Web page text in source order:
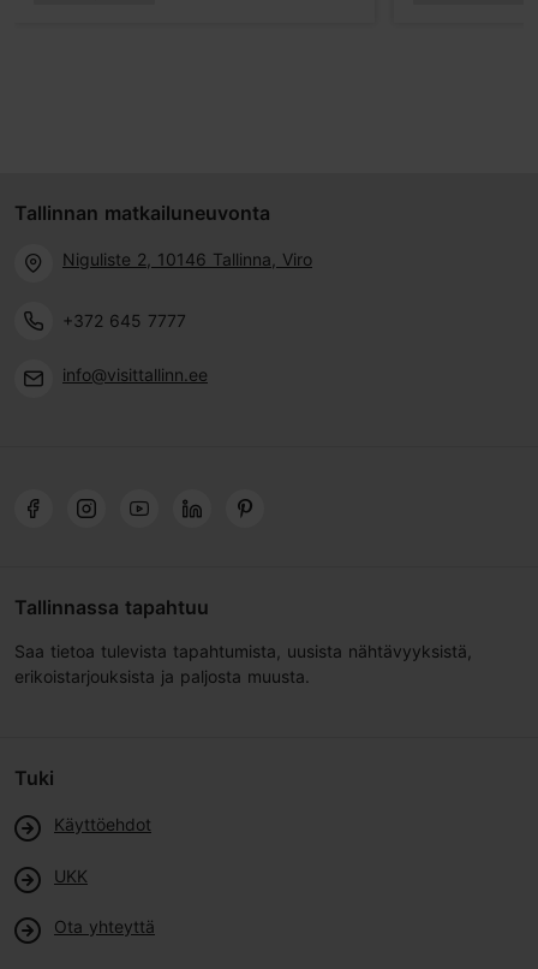
Tallinnan matkailuneuvonta
Niguliste 2, 10146 Tallinna, Viro
+372 645 7777
info@visittallinn.ee
Tallinnassa tapahtuu
Saa tietoa tulevista tapahtumista, uusista nähtävyyksistä,
erikoistarjouksista ja paljosta muusta.
Tuki
Käyttöehdot
UKK
Ota yhteyttä